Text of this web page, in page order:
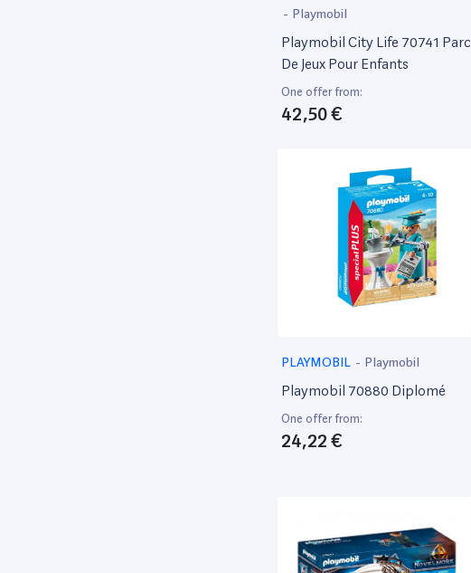
- Playmobil
Playmobil City Life 70741 Parc
De Jeux Pour Enfants
One offer from:
42,50 €
PLAYMOBIL - Playmobil
Playmobil 70880 Diplomé
One offer from:
24,22 €